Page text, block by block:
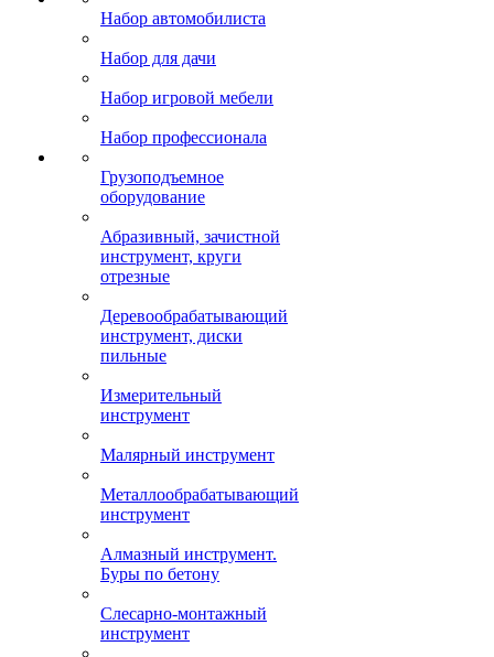
Набор автомобилиста
Набор для дачи
Набор игровой мебели
Набор профессионала
Грузоподъемное
оборудование
Абразивный, зачистной
инструмент, круги
отрезные
Деревообрабатывающий
инструмент, диски
пильные
Измерительный
инструмент
Малярный инструмент
Металлообрабатывающий
инструмент
Алмазный инструмент.
Буры по бетону
Слесарно-монтажный
инструмент